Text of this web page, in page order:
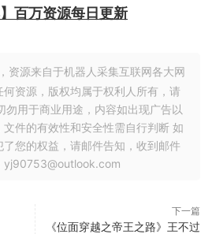
】百万资源每日更新
资源来自于机器人采集互联网各大网
资源，版权均属于权利人所有，请
勿用于商业用途，内容如出现广告以
件的有效性和安全性需自行判断 如
您的权益，请邮件告知，收到邮件
yj90753@outlook.com
下一篇
《位面穿越之帝王之路》王不过